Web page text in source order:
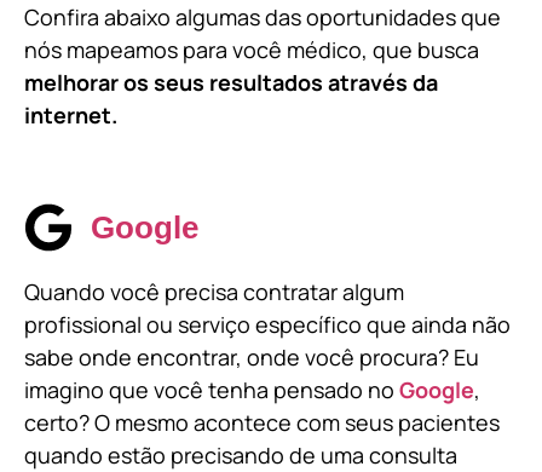
Confira abaixo algumas das oportunidades que
nós mapeamos para você médico, que busca
melhorar os seus resultados através da
internet.
Google
Quando você precisa contratar algum
profissional ou serviço específico que ainda não
sabe onde encontrar, onde você procura? Eu
imagino que você tenha pensado no Google,
certo? O mesmo acontece com seus pacientes
quando estão precisando de uma consulta